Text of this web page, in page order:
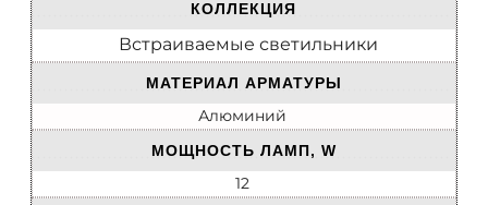
КОЛЛЕКЦИЯ
Встраиваемые светильники
МАТЕРИАЛ АРМАТУРЫ
Алюминий
МОЩНОСТЬ ЛАМП, W
12